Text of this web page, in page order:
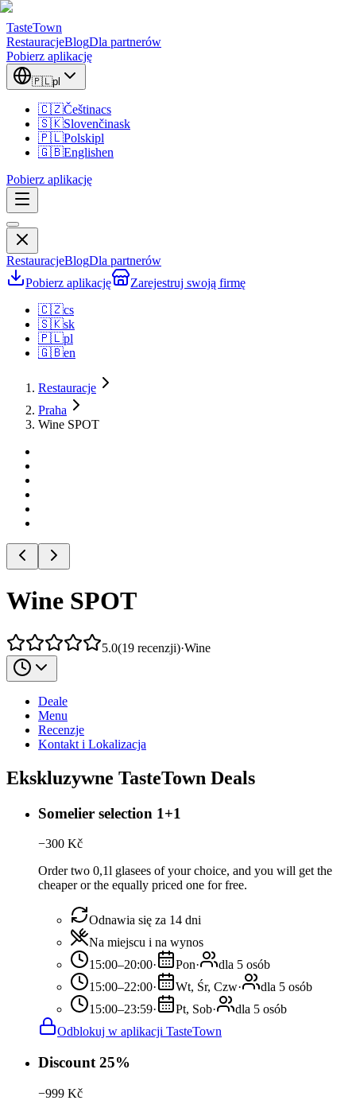
TasteTown
RestauracjeBlogDla partnerów
Pobierz aplikację
🇵🇱pl
🇨🇿Češtinacs
🇸🇰Slovenčinask
🇵🇱Polskipl
🇬🇧Englishen
Pobierz aplikację
RestauracjeBlogDla partnerów
Pobierz aplikację
Zarejestruj swoją firmę
🇨🇿cs
🇸🇰sk
🇵🇱pl
🇬🇧en
Restauracje
Praha
Wine SPOT
Wine SPOT
5.0(19 recenzji)·Wine
Deale
Menu
Recenzje
Kontakt i Lokalizacja
Ekskluzywne TasteTown Deals
Somelier selection 1+1
−300 Kč
Order two 0,1l glasees of your choice, and you will get the
cheaper or the equally priced one for free.
Odnawia się za 14 dni
Na miejscu i na wynos
15:00–20:00· Pon·
dla 5 osób
15:00–22:00· Wt, Śr, Czw·
dla 5 osób
15:00–23:59· Pt, Sob·
dla 5 osób
Odblokuj w aplikacji TasteTown
Discount 25%
−999 Kč